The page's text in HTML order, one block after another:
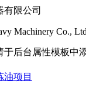
限公司
Machinery Co.,
请于后台属性模板中
油项目